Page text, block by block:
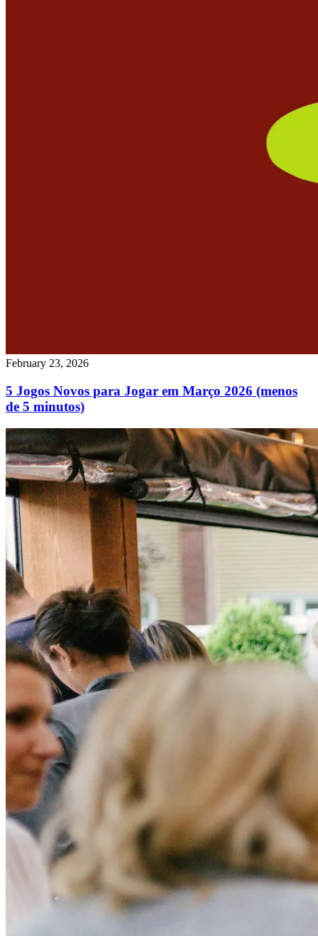
February 23, 2026
5 Jogos Novos para Jogar em Março 2026 (menos
de 5 minutos)